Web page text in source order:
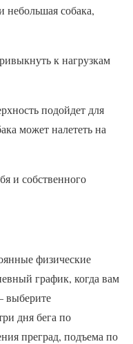
небольшая собака,
к нагрузкам
подойдет для
может налететь на
и собственного
физические
график, когда вам
выберите
дня бега по
преград, подъема по